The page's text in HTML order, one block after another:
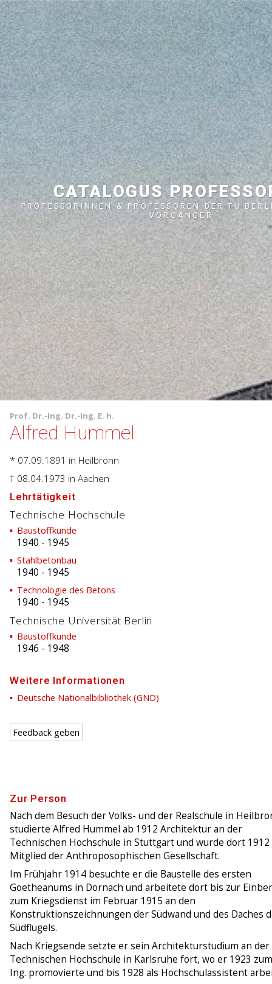
CATALOGUS
PROFESSORINNEN & PROFESSOREN DER TU
VORGÄNGER
Prof. Dr.-Ing. Dr.-Ing. E. h.
Alfred Hummel
Zur Person
Nach dem Besuch der Volks- und der Realschule in
studierte Alfred Hummel ab 1912 Architektur an der
Technischen Hochschule in Stuttgart und wurde dort 1912
Mitglied der Anthroposophischen Gesellschaft.
Im Frühjahr 1914 besuchte er die Baustelle des ersten
Goetheanums in Dornach und arbeitete dort bis zur
zum Kriegsdienst im Februar 1915 an den
Konstruktionszeichnungen der Südwand und des Daches
Südflügels.
Nach Kriegsende setzte er sein Architekturstudium an der
Technischen Hochschule in Karlsruhe fort, wo er 1923
Ing. promovierte und bis 1928 als Hochschulassistent
* 07.09.1891 in Heilbronn
† 08.04.1973 in Aachen
Lehrtätigkeit
Technische Hochschule
Baustoffkunde
1940 - 1945
Stahlbetonbau
1940 - 1945
Technologie des Betons
1940 - 1945
Technische Universität Berlin
Baustoffkunde
1946 - 1948
Weitere Informationen
Deutsche Nationalbibliothek (GND)
Feedback geben